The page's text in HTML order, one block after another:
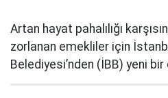
Artan hayat pahalılığı
zorlanan emekliler için
Belediyesi’nden (İBB) yeni